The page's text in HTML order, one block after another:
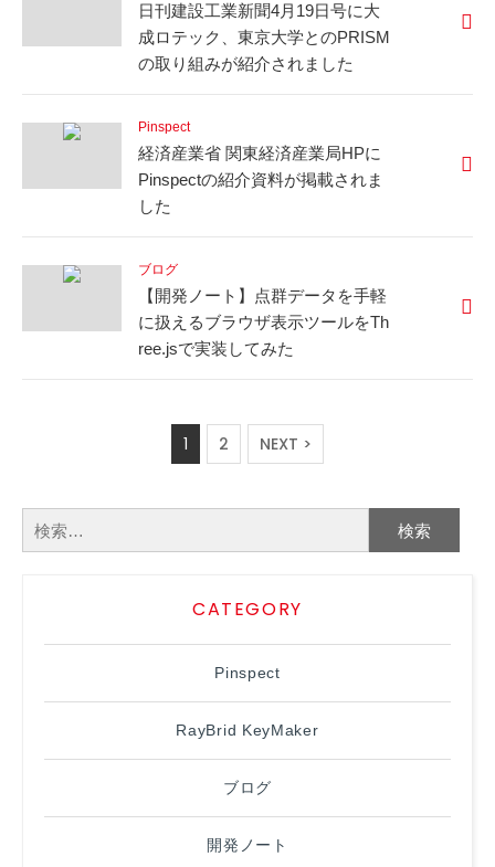
日刊建設工業新聞4月19日号に大
成ロテック、東京大学とのPRISM
の取り組みが紹介されました
Pinspect
経済産業省 関東経済産業局HPに
Pinspectの紹介資料が掲載されま
した
ブログ
【開発ノート】点群データを手軽
に扱えるブラウザ表示ツールをTh
ree.jsで実装してみた
1 2 NEXT >
CATEGORY
Pinspect
RayBrid KeyMaker
ブログ
開発ノート